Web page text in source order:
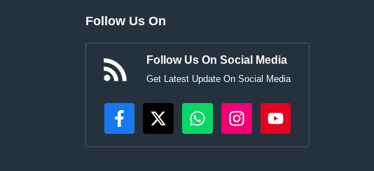
Follow Us On
Follow Us On Social Media
Get Latest Update On Social Media